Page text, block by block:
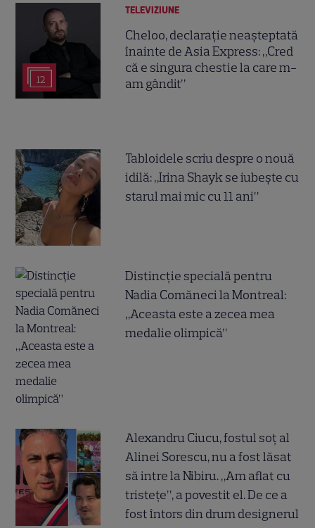
12
TELEVIZIUNE
Cheloo, declarație neașteptată
înainte de Asia Express: „Cred
că e singura chestie la care m-
am gândit”
Tabloidele scriu despre o nouă
idilă: „Irina Shayk se iubește cu
starul mai mic cu 11 ani”
Distincție specială pentru
Nadia Comăneci la Montreal:
„Aceasta este a zecea mea
medalie olimpică”
Alexandru Ciucu, fostul soț al
Alinei Sorescu, nu a fost lăsat
să intre la Nibiru. „Am aflat cu
tristețe”, a povestit el. De ce a
fost întors din drum designerul